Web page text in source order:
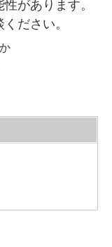
があります。
ださい。